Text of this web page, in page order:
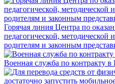
Горячая линия Центра по
педагогической, методической
родителям и законным
Военная служба по контракту